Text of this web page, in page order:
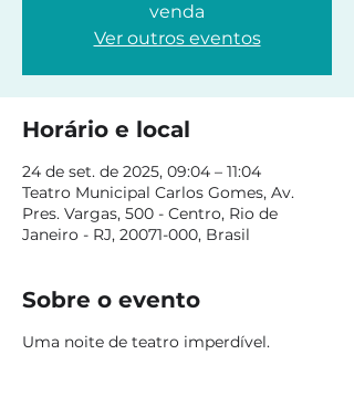
venda
Ver outros eventos
Horário e local
24 de set. de 2025, 09:04 – 11:04
Teatro Municipal Carlos Gomes, Av.
Pres. Vargas, 500 - Centro, Rio de
Janeiro - RJ, 20071-000, Brasil
Sobre o evento
Uma noite de teatro imperdível.